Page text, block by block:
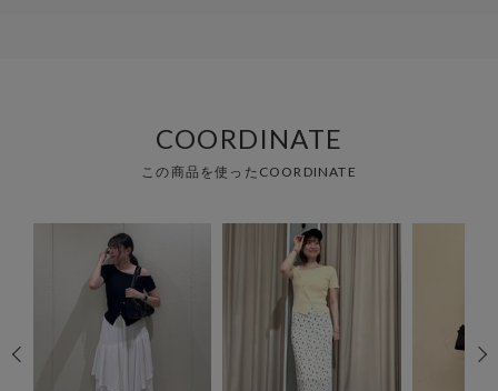
COORDINATE
この商品を使ったCOORDINATE